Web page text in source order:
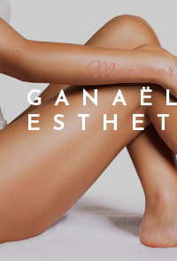
GANAËL